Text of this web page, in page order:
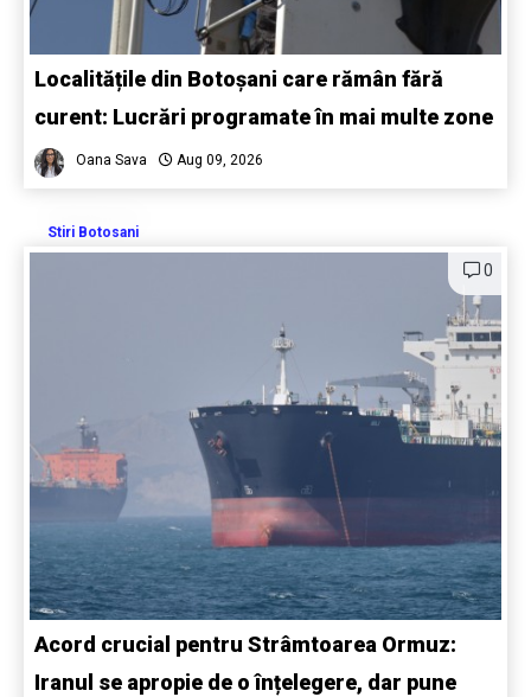
Localitățile din Botoșani care rămân fără
curent: Lucrări programate în mai multe zone
Oana Sava Aug 09, 2026
Stiri Botosani
0
Acord crucial pentru Strâmtoarea Ormuz:
Iranul se apropie de o înțelegere, dar pune